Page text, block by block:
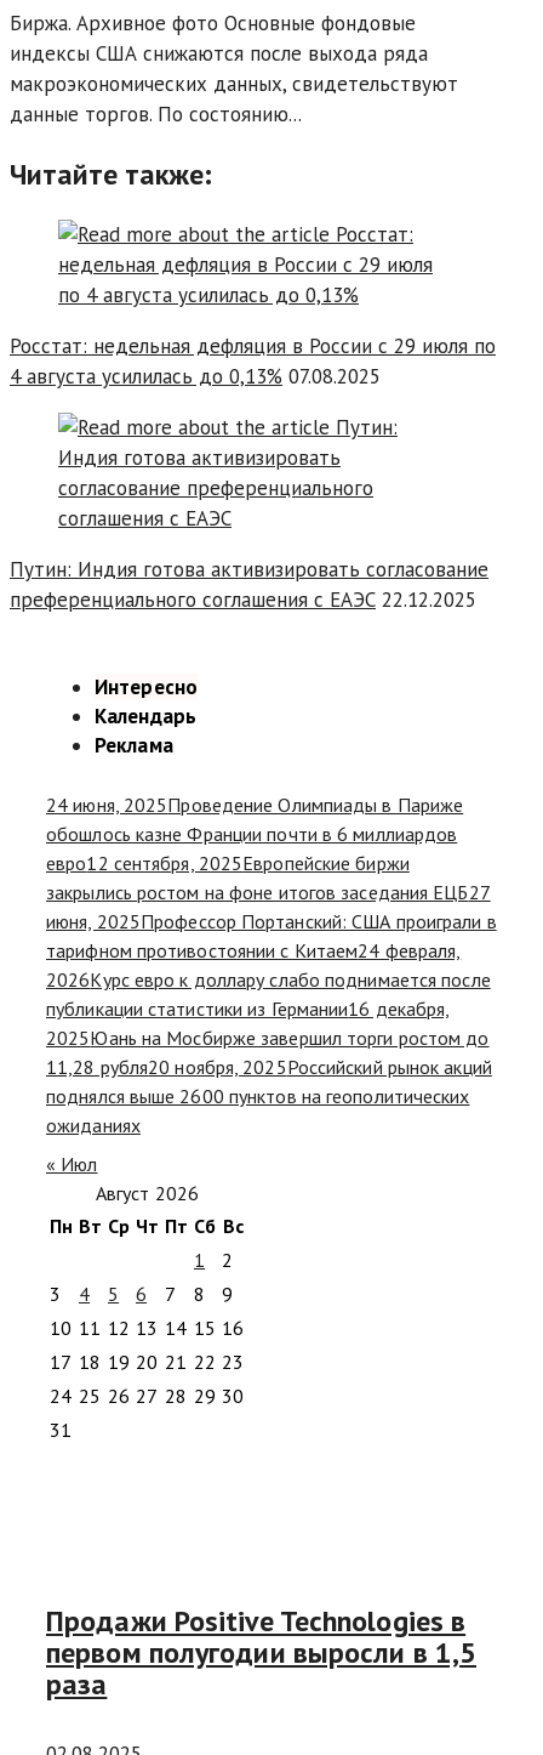
Биржа. Архивное фото Основные фондовые
индексы США снижаются после выхода ряда
макроэкономических данных, свидетельствуют
данные торгов. По состоянию...
Читайте также:
Росстат: недельная дефляция в России с 29 июля по
4 августа усилилась до 0,13% 07.08.2025
Путин: Индия готова активизировать согласование
преференциального соглашения с ЕАЭС 22.12.2025
Интересно
Календарь
Реклама
24 июня, 2025Проведение Олимпиады в Париже
обошлось казне Франции почти в 6 миллиардов
евро12 сентября, 2025Европейские биржи
закрылись ростом на фоне итогов заседания ЕЦБ27
июня, 2025Профессор Портанский: США проиграли в
тарифном противостоянии с Китаем24 февраля,
2026Курс евро к доллару слабо поднимается после
публикации статистики из Германии16 декабря,
2025Юань на Мосбирже завершил торги ростом до
11,28 рубля20 ноября, 2025Российский рынок акций
поднялся выше 2600 пунктов на геополитических
ожиданиях
« Июл
Август 2026
Пн Вт Ср Чт Пт Сб Вс
1
2
3
4 5 6 7 8
9
10 11 12 13 14 15 16
17 18 19 20 21 22 23
24 25 26 27 28 29 30
31
Продажи Positive Technologies в
первом полугодии выросли в 1,5
раза